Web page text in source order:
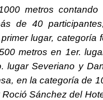
metros contando
de 40
lugar, categoría
metros en 1er.
lugar Severiano y
en la categoría de
Sánchez del